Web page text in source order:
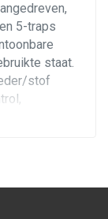
5-traps
staat.
stof
zakelijk